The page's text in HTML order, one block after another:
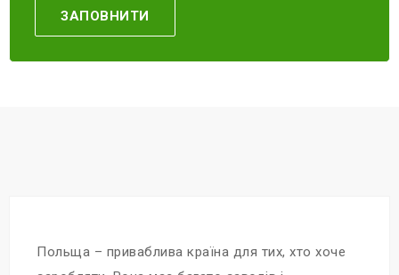
ЗАПОВНИТИ
Польща – приваблива країна для тих, хто хоче